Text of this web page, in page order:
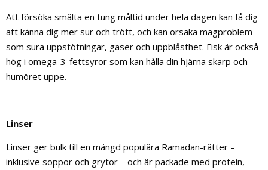
Att försöka smälta en tung måltid under hela dagen kan få dig
att känna dig mer sur och trött, och kan orsaka magproblem
som sura uppstötningar, gaser och uppblåsthet. Fisk är också
hög i omega-3-fettsyror som kan hålla din hjärna skarp och
humöret uppe.
Linser
Linser ger bulk till en mängd populära Ramadan-rätter –
inklusive soppor och grytor – och är packade med protein,